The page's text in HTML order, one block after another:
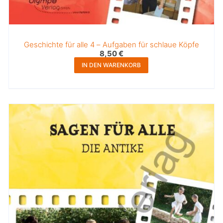
Geschichte für alle 4 – Aufgaben für schlaue Köpfe
8,50€
IN DEN WARENKORB